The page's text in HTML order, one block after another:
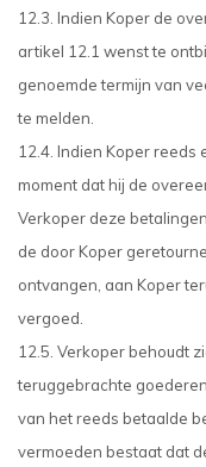
12.3. Indien Koper de
artikel 12.1 wenst te
genoemde termijn van
te melden.
12.4. Indien Koper
moment dat hij de
Verkoper deze
de door Koper
ontvangen, aan Koper
vergoed.
12.5. Verkoper behoudt
teruggebrachte
van het reeds betaalde
vermoeden bestaat dat